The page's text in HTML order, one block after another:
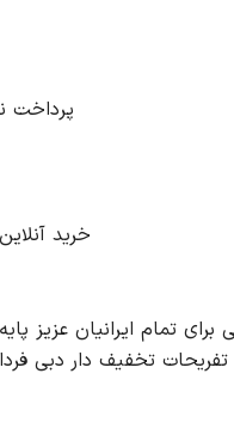
پرداخت
خرید
برای تمام ایرانیان
تخفیف دار دبی فردا می